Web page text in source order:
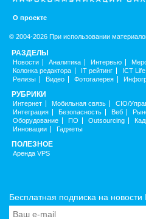
О проекте
© 2004-2026 При использовании
РАЗДЕЛЫ
Новости Аналитика Интервью
Колонка редактора
IT рейтинг ICT Life
Релизы
Видео Фотогалерея
РУБРИКИ
Интернет Мобильная связь CIO/
Интеграция
Безопасность Веб
Оборудование
ПО Outsourcing
Инновации
Гаджеты
ПОЛЕЗНОЕ
Аренда VPS
Бесплатная подписка на новости